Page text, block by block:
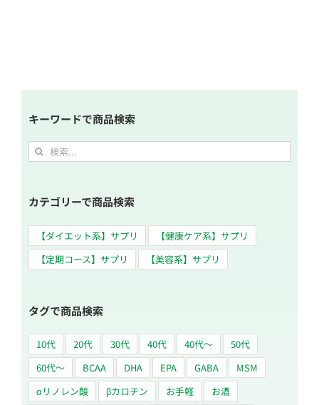
キーワードで商品検索
検
索
カテゴリーで商品検索
【ダイエット系】サプリ
【健康ケア系】サプリ
【定期コース】サプリ
【美容系】サプリ
タグで商品検索
10代 20代 30代 40代 40代～
50代
60代〜
BCAA DHA EPA GABA
MSM
αリノレン酸
βカロチン お手軽
お酒